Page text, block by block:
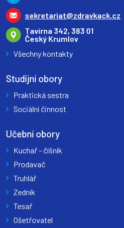
sekretariat@zdravkack.cz
Tavírna 342, 383 01
Český Krumlov
Všechny kontakty
Studijní obory
Praktická sestra
Sociální činnost
Učební obory
Kuchař - číšník
Prodavač
Truhlář
Zedník
Tesař
Ošetřovatel